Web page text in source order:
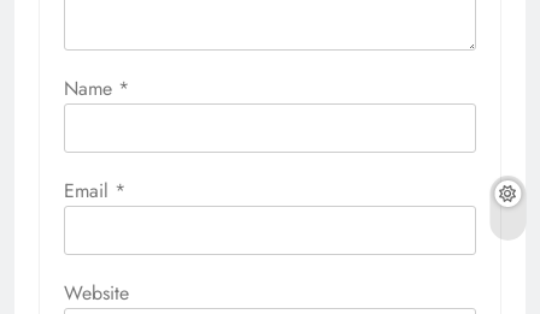
Name *
Email *
Website